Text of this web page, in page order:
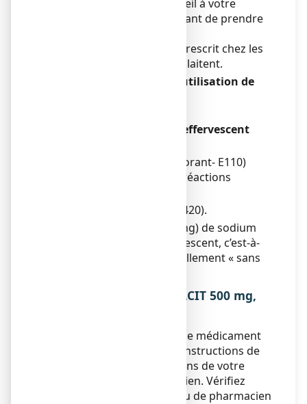
grossesse, demandez conseil à votre
médecin ou pharmacien avant de prendre
Ce médicament peut être prescrit chez les
femmes enceintes ou qui allaitent.
Conduite de véhicules et utilisation de
CACIT 500 mg, comprimé effervescent
du jaune orangé S (colorant- E110)
pouvant causer des réactions
1, 36 mg de sorbitol (E420).
moins de 1 mmol (23 mg) de sodium
par comprimé effervescent, c’est-à-
dire qu’il est essentiellement « sans
3. COMMENT PRENDRE CACIT 500 mg,
Veillez à toujours prendre ce médicament
en suivant exactement les instructions de
cette notice ou les indications de votre
médecin ou votre pharmacien. Vérifiez
auprès de votre médecin ou de pharmacien